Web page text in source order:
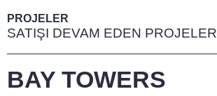
PROJELER
SATIŞI DEVAM EDEN PROJELER
BAY TOWERS